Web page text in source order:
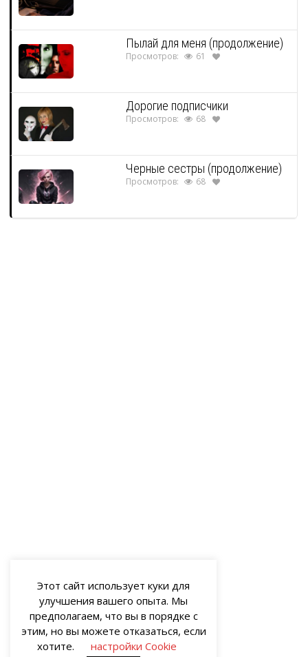
Пылай для меня (продолжение)
Просмотров: 61
Дорогие подписчики
Просмотров: 68
Черные сестры (продолжение)
Просмотров: 68
Этот сайт использует куки для
улучшения вашего опыта. Мы
предполагаем, что вы в порядке с
этим, но вы можете отказаться, если
хотите.
настройки Cookie